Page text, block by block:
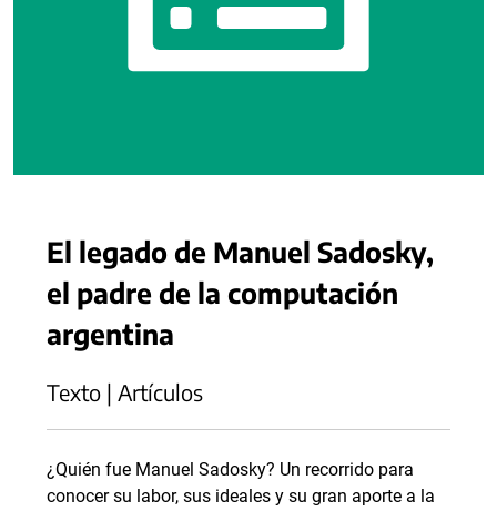
El legado de Manuel Sadosky,
el padre de la computación
argentina
Texto | Artículos
¿Quién fue Manuel Sadosky? Un recorrido para
conocer su labor, sus ideales y su gran aporte a la